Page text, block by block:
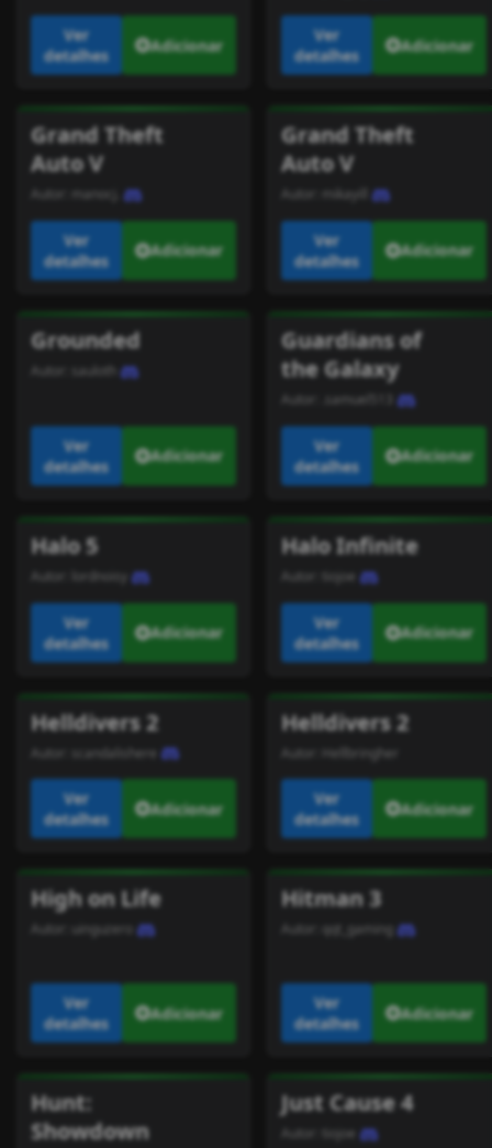
Ver
detalhes
Adicionar
Ver
detalhes
Adicionar
Grand Theft
Auto V
Autor: manocj.
Ver
detalhes
Adicionar
Grand Theft
Auto V
Autor: mikayill
Ver
detalhes
Adicionar
Grounded
Autor: sauloth
Ver
detalhes
Adicionar
Guardians of
the Galaxy
Autor: .samuel513
Ver
detalhes
Adicionar
Halo 5
Autor: lordnoisy
Ver
detalhes
Adicionar
Halo Infinite
Autor: tiojoe
Ver
detalhes
Adicionar
Helldivers 2
Autor: scandalishere
Ver
detalhes
Adicionar
Helldivers 2
Autor: Hellbringher
Ver
detalhes
Adicionar
High on Life
Autor: uinguzero
Ver
detalhes
Adicionar
Hitman 3
Autor: qqt_gaming
Ver
detalhes
Adicionar
Hunt:
Showdown
Just Cause 4
Autor: tiojoe